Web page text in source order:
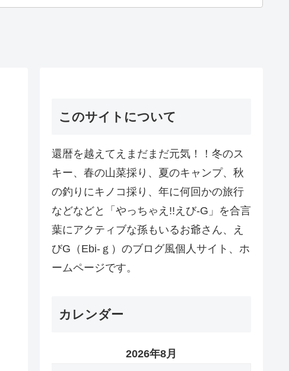
このサイトについて
還暦を越えてえまだまだ元気！！冬のス
キー、春の山菜採り、夏のキャンプ、秋
の釣りにキノコ採り、年に何回かの旅行
などなどと「やっちゃえ!!えび-G」を合言
葉にアクティブな孫もいるお爺さん、え
びG（Ebi-ｇ）のブログ風個人サイト、ホ
ームページです。
カレンダー
2026年8月